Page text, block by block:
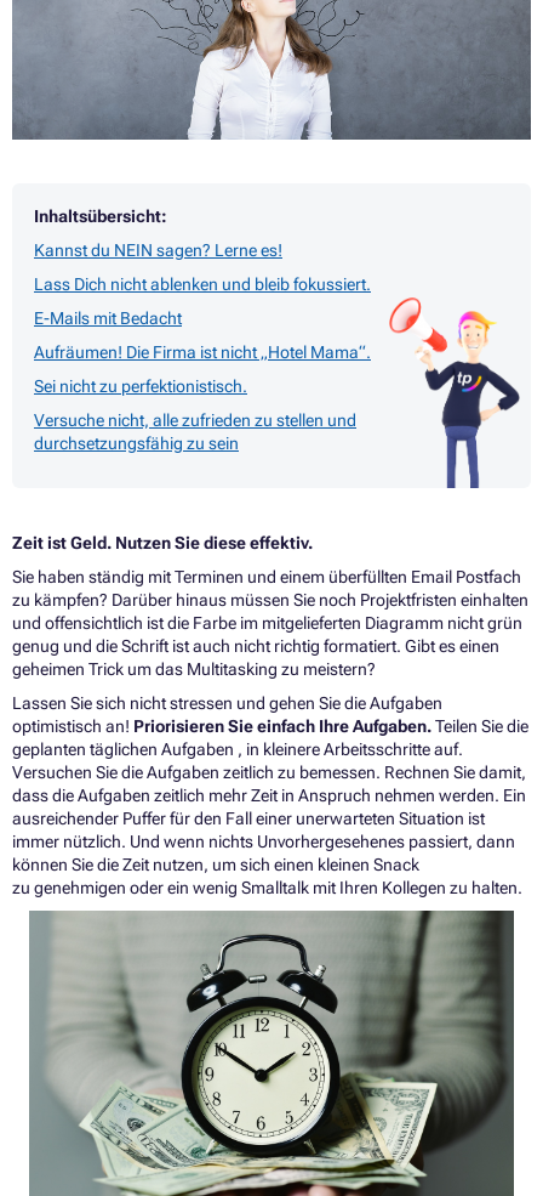
Inhaltsübersicht:
Kannst du NEIN sagen? Lerne es!
Lass Dich nicht ablenken und bleib fokussiert.
E-Mails mit Bedacht
Aufräumen! Die Firma ist nicht „Hotel Mama“.
Sei nicht zu perfektionistisch.
Versuche nicht, alle zufrieden zu stellen und
durchsetzungsfähig zu sein
Zeit ist Geld. Nutzen Sie diese effektiv.
Sie haben ständig mit Terminen und einem überfüllten Email Postfach
zu kämpfen? Darüber hinaus müssen Sie noch Projektfristen einhalten
und offensichtlich ist die Farbe im mitgelieferten Diagramm nicht grün
genug und die Schrift ist auch nicht richtig formatiert. Gibt es einen
geheimen Trick um das Multitasking zu meistern?
Lassen Sie sich nicht stressen und gehen Sie die Aufgaben
optimistisch an! Priorisieren Sie einfach Ihre Aufgaben.Teilen Sie die
geplanten täglichen Aufgaben , in kleinere Arbeitsschritte auf.
Versuchen Sie die Aufgaben zeitlich zu bemessen. Rechnen Sie damit,
dass die Aufgaben zeitlich mehr Zeit in Anspruch nehmen werden. Ein
ausreichender Puffer für den Fall einer unerwarteten Situation ist
immer nützlich. Und wenn nichts Unvorhergesehenes passiert, dann
können Sie die Zeit nutzen, um sich einen kleinen Snack
zu genehmigen oder ein wenig Smalltalk mit Ihren Kollegen zu halten.